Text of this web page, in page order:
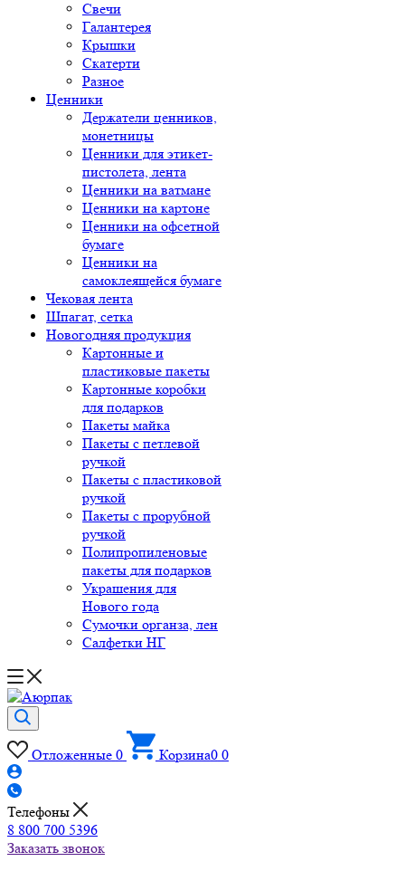
Свечи
Галантерея
Крышки
Скатерти
Разное
Ценники
Держатели ценников,
монетницы
Ценники для этикет-
пистолета, лента
Ценники на ватмане
Ценники на картоне
Ценники на офсетной
бумаге
Ценники на
самоклеящейся бумаге
Чековая лента
Шпагат, сетка
Новогодняя продукция
Картонные и
пластиковые пакеты
Картонные коробки
для подарков
Пакеты майка
Пакеты с петлевой
ручкой
Пакеты с пластиковой
ручкой
Пакеты с прорубной
ручкой
Полипропиленовые
пакеты для подарков
Украшения для
Нового года
Сумочки органза, лен
Салфетки НГ
Отложенные 0 Корзина0 0
Телефоны
8 800 700 5396
Заказать звонок